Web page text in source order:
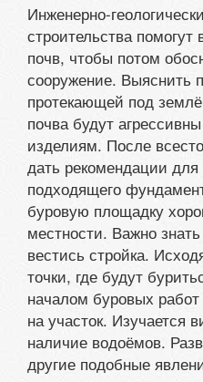
Инженерно-
строительства
почв, чтобы потом
сооружение. Выяснить
протекающей под
почва будут
изделиям. После
дать рекомендации
подходящего
буровую площадку
местности. Важно
вестись стройка.
точки, где будут
началом буровых
на участок. Изучается
наличие водоёмов.
другие подобные